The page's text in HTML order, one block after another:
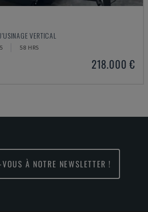
VERTICAL
58 HRS
218.000 €
À NOTRE NEWSLETTER !